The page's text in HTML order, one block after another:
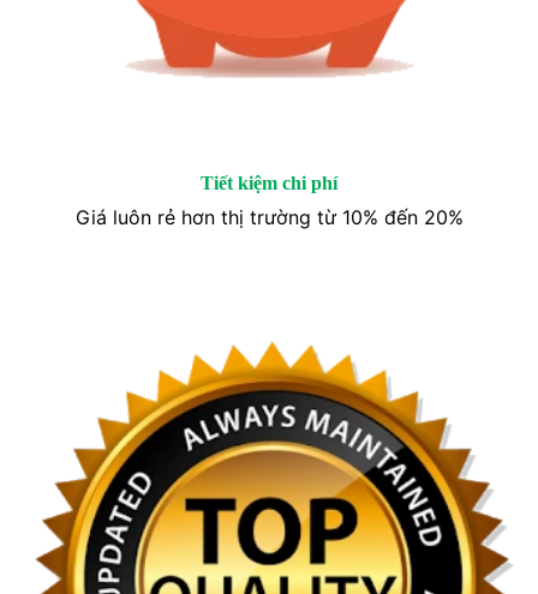
Tiết kiệm chi phí
Giá luôn rẻ hơn thị trường từ 10% đến 20%